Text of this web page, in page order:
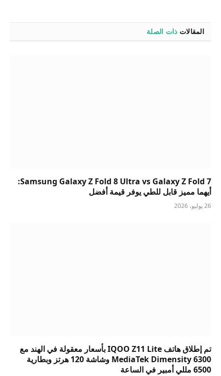
المقالات ذات الصلة
Samsung Galaxy Z Fold 8 Ultra vs Galaxy Z Fold 7:
أيهما مميز قابل للطي يوفر قيمة أفضل
26 يوليو، 2026
تم إطلاق هاتف IQOO Z11 Lite بأسعار معقولة في الهند مع
MediaTek Dimensity 6300 وشاشة 120 هرتز وبطارية
6500 مللي أمبير في الساعة